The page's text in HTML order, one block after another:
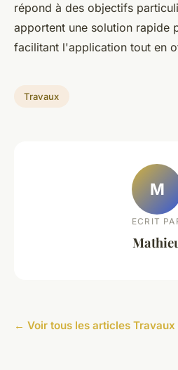
répond à des objectifs
apportent une solution rapide
facilitant l'application tout en
Travaux
M
ECRIT
← Voir tous les articles Travaux